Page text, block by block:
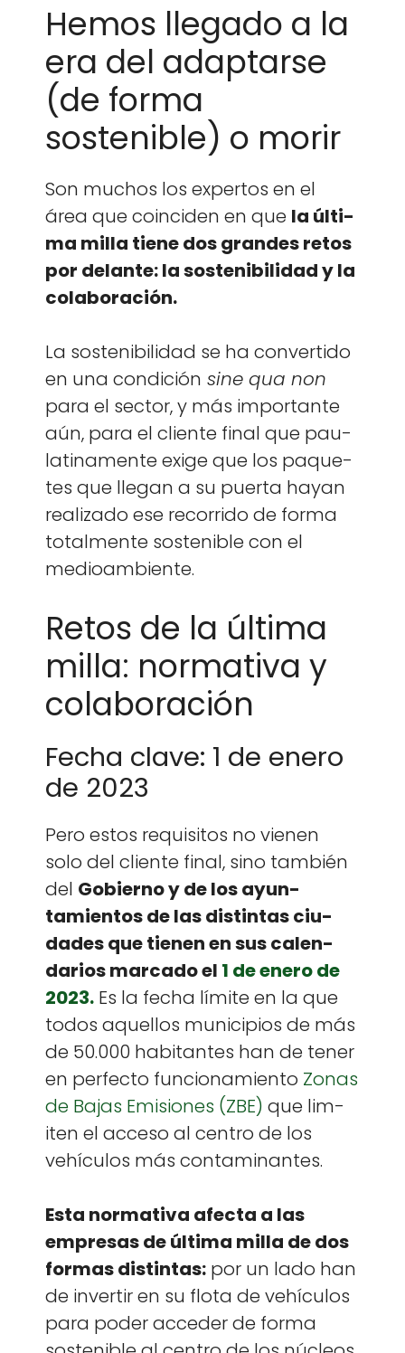
Hemos llegado a la
era del adaptarse
(de forma
sostenible) o morir
Son muchos los exper­tos en el
área que coin­ci­den en que la últi­
ma mil­la tiene dos grandes retos
por delante: la sosteni­bil­i­dad y la
colab­o­ración.
La sosteni­bil­i­dad se ha con­ver­tido
en una condi­ción sine qua non
para el sec­tor, y más impor­tante
aún, para el cliente final que pau­
lati­na­mente exige que los paque­
tes que lle­gan a su puer­ta hayan
real­iza­do ese recor­ri­do de for­ma
total­mente sostenible con el
medioam­bi­ente.
Retos de la última
milla: normativa y
colaboración
Fecha clave: 1 de enero
de 2023
Pero estos req­ui­si­tos no vienen
solo del cliente final, sino tam­bién
del Gob­ier­no y de los ayun­
tamien­tos de las dis­tin­tas ciu­
dades que tienen en sus cal­en­
dar­ios mar­ca­do el 1 de enero de
2023. Es la fecha límite en la que
todos aque­l­los munici­p­ios de más
de 50.000 habi­tantes han de ten­er
en per­fec­to fun­cionamien­to Zonas
de Bajas Emi­siones (ZBE) que lim­
iten el acce­so al cen­tro de los
vehícu­los más con­t­a­m­i­nantes.
Esta nor­ma­ti­va afec­ta a las
empre­sas de últi­ma mil­la de dos
for­mas dis­tin­tas: por un lado han
de inver­tir en su flota de vehícu­los
para poder acced­er de for­ma